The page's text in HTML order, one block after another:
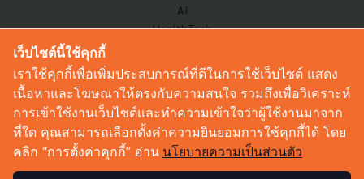
AI
HealthTech
Corp Innov
Saucy Thoughts
Sustainable
Videos
Podcast
เว็บไซต์นี้ใช้คุกกี้
เราใช้คุกกี้เพื่อเพิ่มประสบการณ์ที่ดีในการใช้เว็บไซต์ แสดง
เนื้อหาและโฆษณาให้ตรงกับความสนใจ รวมถึงเพื่อวิเคราะห์
การเข้าใช้งานเว็บไซต์และทำความเข้าใจว่าผู้ใช้งานมาจาก
ที่ใด คุณสามารถเลือกตั้งค่าความยินยอมการใช้คุกกี้ได้ โดย
คลิก “การตั้งค่าคุกกี้” อ่าน นโยบายความเป็นส่วนตัว